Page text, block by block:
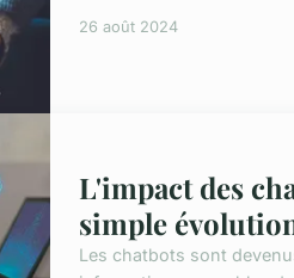
26 août 2024
L'impact des
simple
Les chatbots sont